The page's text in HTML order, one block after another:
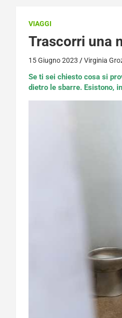
VIAGGI
Trascorri una
15 Giugno 2023 Virginia
Se ti sei chiesto cosa si
dietro le sbarre. Esistono,